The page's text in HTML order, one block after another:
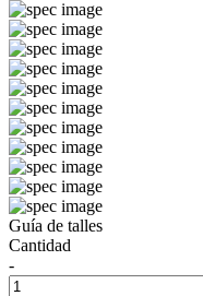
Guía de talles
Cantidad
-